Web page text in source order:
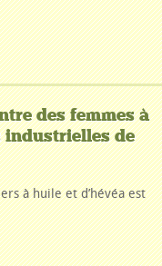
des femmes à
industrielles de
à huile et d’hévéa est